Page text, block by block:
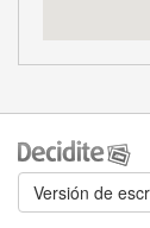
Versión de